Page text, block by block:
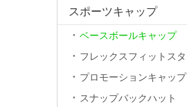
スポーツキャップ
ベースボールキャップ
プロモーションキャップ
スナップバックハット